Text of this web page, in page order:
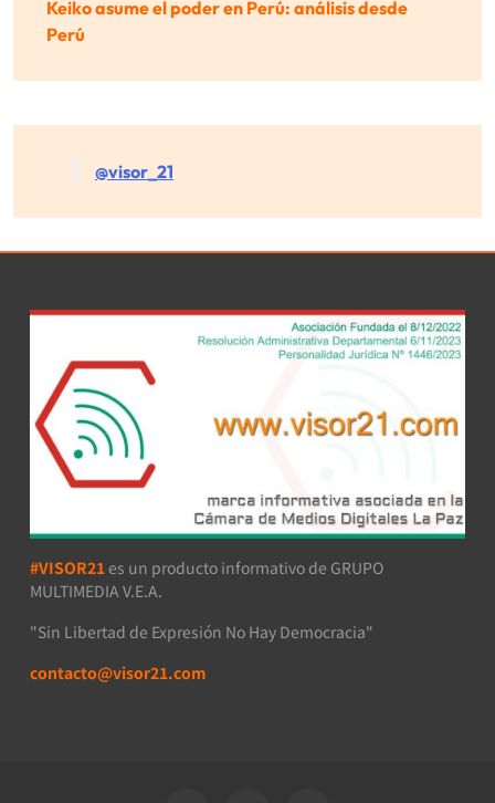
Keiko asume el poder en Perú: análisis desde
Perú
@visor_21
#VISOR21 es un producto informativo de GRUPO
MULTIMEDIA V.E.A.
"Sin Libertad de Expresión No Hay Democracia"
contacto@visor21.com